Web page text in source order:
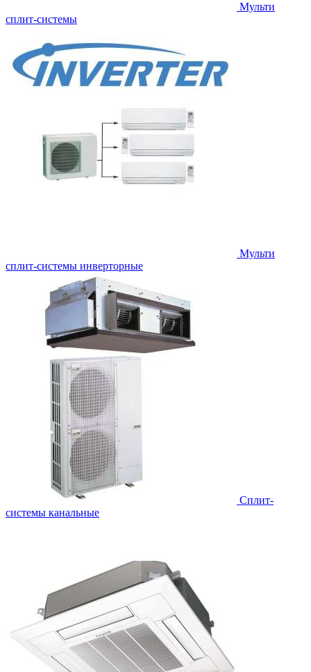
Мульти
сплит-системы
Мульти
сплит-системы инверторные
Сплит-
системы канальные